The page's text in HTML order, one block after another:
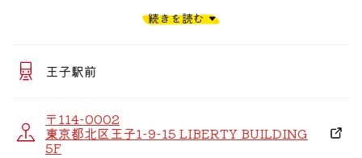
■宴会のご予約承ります■
旬の食材を厳選して仕入れ、居酒屋ならではの逸品にてご
ております！
コースでは、自慢の季節食材を使ったお料理や人気メニュ
ドリンクも定番のビールやハイボール、カクテル・焼酎・
日本酒と充実のラインナップ！
様々なシーンでご利用頂けます！
続きを読む
王子駅前
〒114-0002
東京都北区王子1-9-15 LIBERTY BUILDING
5F